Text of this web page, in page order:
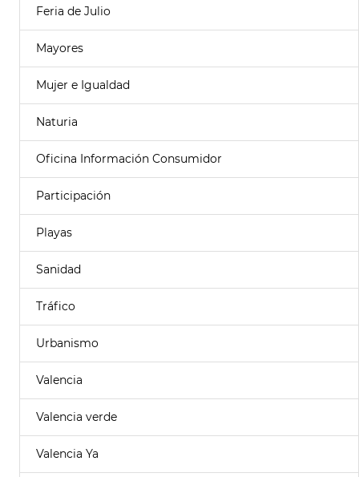
Feria de Julio
Mayores
Mujer e Igualdad
Naturia
Oficina Información Consumidor
Participación
Playas
Sanidad
Tráfico
Urbanismo
Valencia
Valencia verde
Valencia Ya